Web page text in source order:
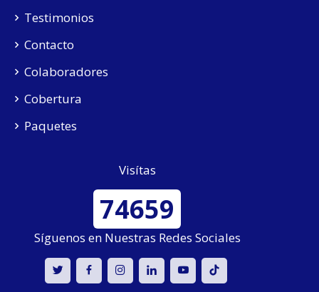
Testimonios
Contacto
Colaboradores
Cobertura
Paquetes
Visítas
74659
Síguenos en Nuestras Redes Sociales